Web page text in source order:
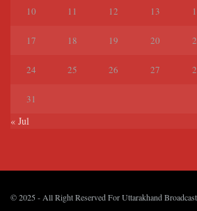
10 11 12 13
17 18 19 20
24 25 26 27
31
« Jul
© 2025 - All Right Reserved For Uttarakhand